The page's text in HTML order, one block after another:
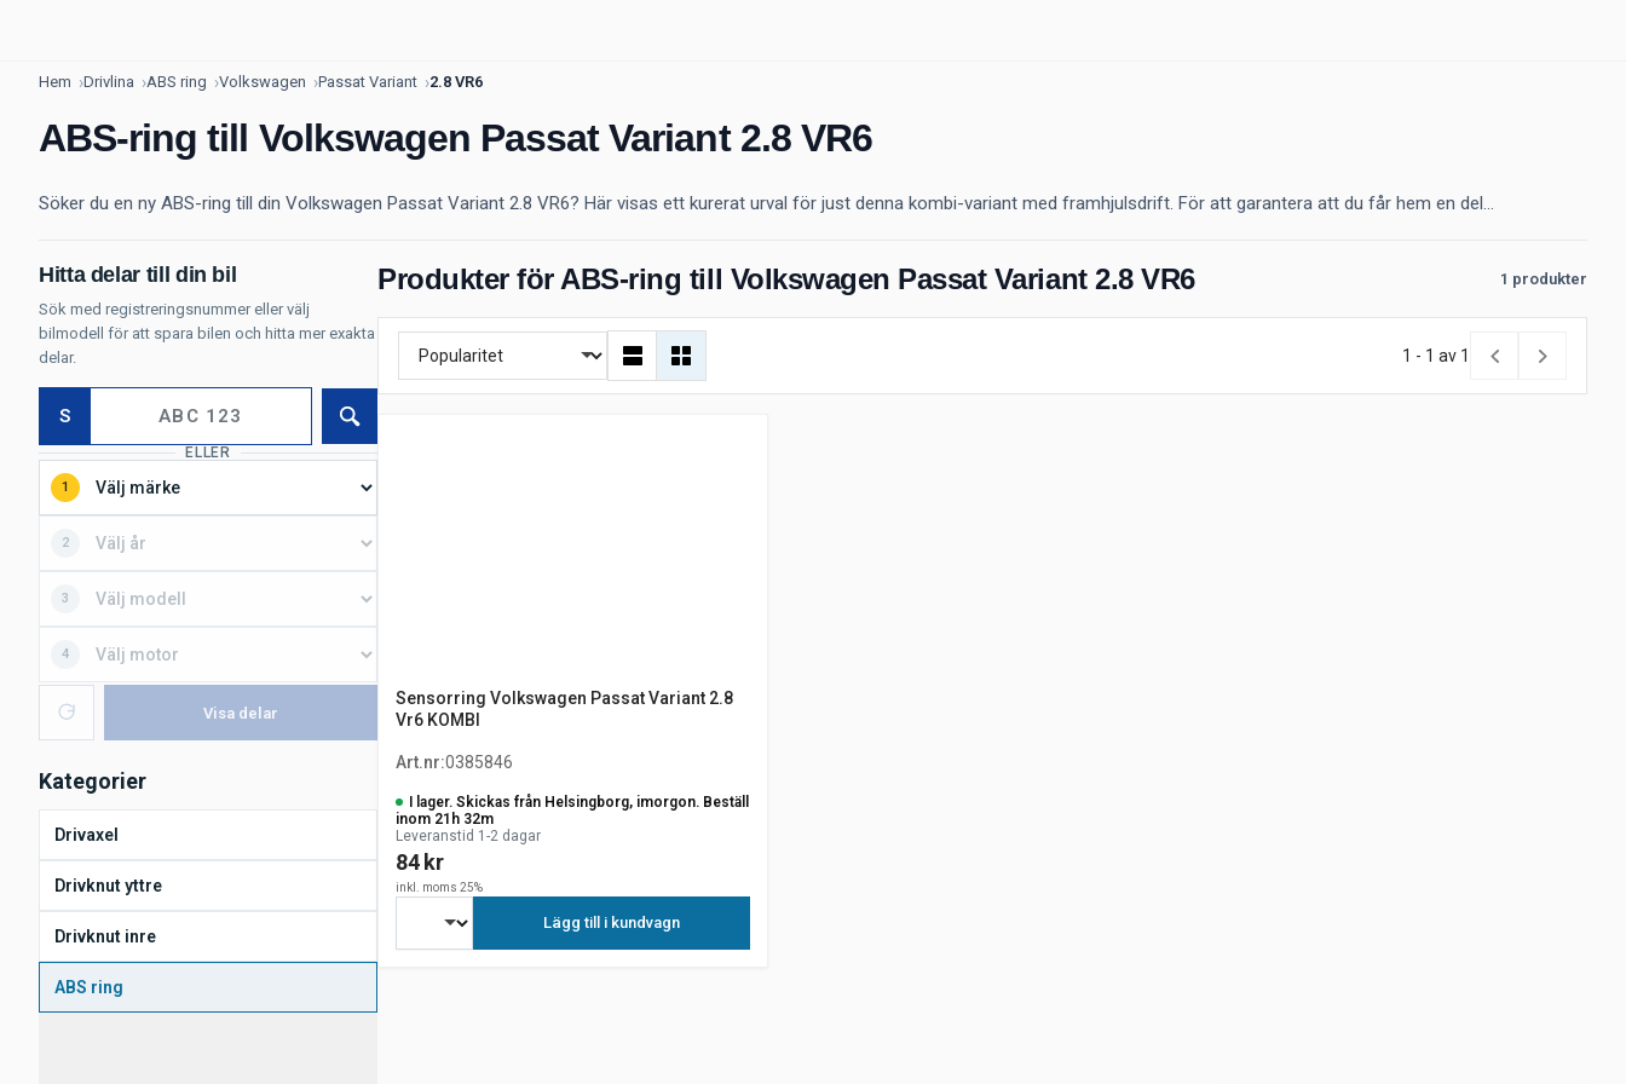
Hem Drivlina ABS ring Volkswagen Passat Variant 2.8 VR6
ABS-ring till Volkswagen Passat Variant 2.8 VR6
Söker du en ny ABS-ring till din Volkswagen Passat Variant 2.8 VR6? Här visas ett kurerat urval för just denna kombi-variant med framhjulsdrift. För att garantera att du får hem en del...
Hitta delar till din bil
Sök med registreringsnummer eller välj
bilmodell för att spara bilen och hitta mer exakta
delar.
S Sök
ELLER
1
2
3
4
Visa delar
Kategorier
Drivaxel
Drivknut yttre
Drivknut inre
ABS ring
Produkter för ABS-ring till Volkswagen Passat Variant 2.8 VR6 1 produkter
1 - 1 av 1
Sensorring Volkswagen Passat Variant 2.8
Vr6 KOMBI
Art.nr:0385846
I lager. Skickas från Helsingborg, imorgon. Beställ
inom 21h 32m
Leveranstid 1-2 dagar
84 kr
inkl. moms 25%
Lägg till i kundvagn